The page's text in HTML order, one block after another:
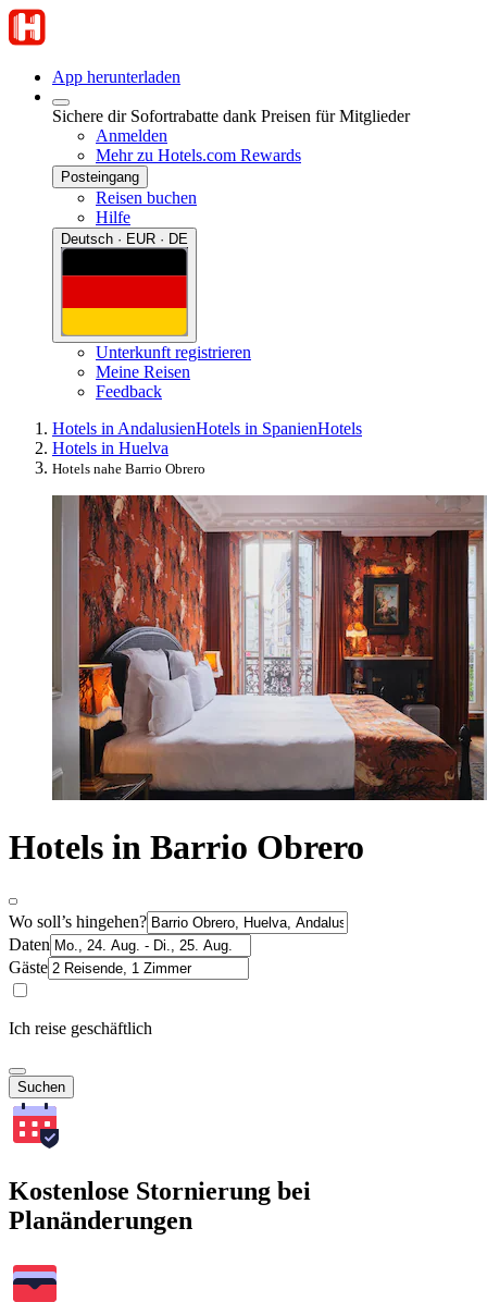
App herunterladen
Sichere dir Sofortrabatte dank Preisen für Mitglieder
Anmelden
Mehr zu Hotels.com Rewards
Posteingang
Reisen buchen
Hilfe
Deutsch · EUR · DE
Unterkunft registrieren
Meine Reisen
Feedback
Hotels in AndalusienHotels in SpanienHotels
Hotels in Huelva
Hotels nahe Barrio Obrero
Hotels in Barrio Obrero
Wo soll’s hingehen?
Daten
Gäste
Ich reise geschäftlich
Suchen
Kostenlose Stornierung bei
Planänderungen